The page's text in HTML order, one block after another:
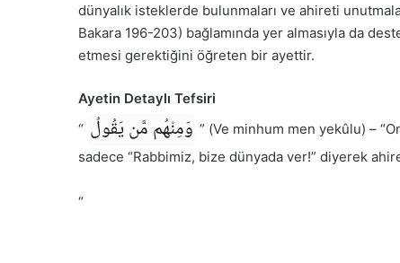
dünyalık isteklerde bulunmaları ve ahireti
Bakara 196-203) bağlamında yer almasıyla da
etmesi gerektiğini öğreten bir ayettir.
Ayetin Detaylı Tefsiri
“ وَمِنْهُم مَّن يَقُولُ ” (Ve minhum men yekûlu) –
sadece “Rabbimiz, bize dünyada ver!” diyerek
“